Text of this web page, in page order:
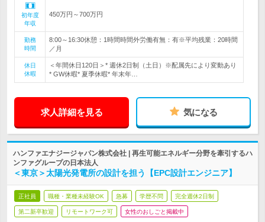
初年度
年収
450万円～700万円
勤務
時間
8:00～16:30休憩：1時間時間外労働有無：有※平均残業：20時間
／月
休日
休暇
＜年間休日120日＞* 週休2日制（土日）※配属先により変動あり
* GW休暇* 夏季休暇* 年末年…
求人詳細を見る 気になる
ハンファエナジージャパン株式会社 | 再生可能エネルギー分野を牽引するハ
ンファグループの日本法人
＜東京＞太陽光発電所の設計を担う【EPC設計エンジニア】
正社員 職種・業種未経験OK 急募 学歴不問 完全週休2日制
第二新卒歓迎 リモートワーク可 女性のおしごと掲載中